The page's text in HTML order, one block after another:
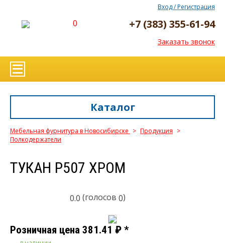
0
Вход / Регистрация
+7 (383) 355-61-94
Заказать звонок
Каталог
Мебельная фурнитура в Новосибирске > Продукция >
Полкодержатели
ТУКАН Р507 ХРОМ
0.0 (голосов 0)
Розничная цена 381.41 ₽ *